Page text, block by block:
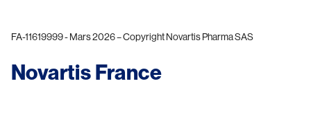
FA-11619999 - Mars 2026 – Copyright Novartis Pharma SAS​
Novartis France